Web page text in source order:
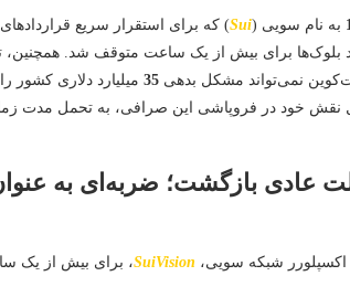
به نام سویی (Sui) که برای استقرار سریع
بلوک‌ها برای بیش از یک ساعت متوقف شد. همچنین،
نمی‌تواند مشکل بدهی35 میلیارد دلاری کشور
نقش خود در فروپاشی این صرافی، به تحمل مدت
عادی بازگشت؛ ضربه‌ای به
اکسپلورر شبکه سویی، SuiVision، برای بیش از یک